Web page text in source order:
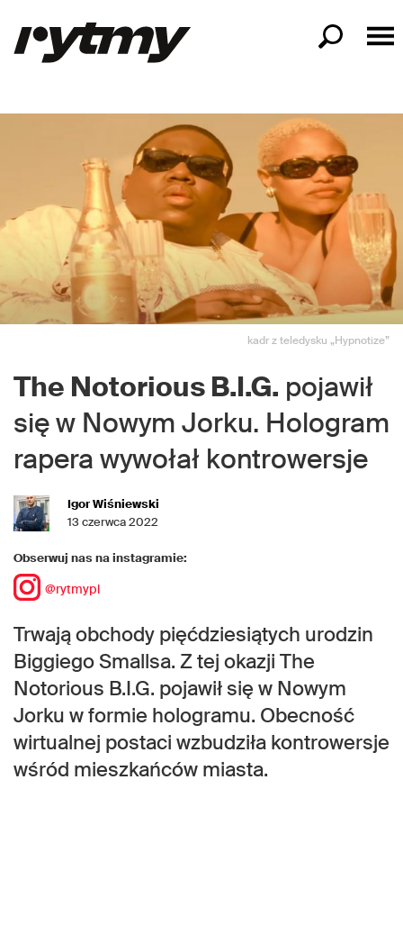
kadr z teledysku „Hypnotize”
The Notorious B.I.G. pojawił
się w Nowym Jorku. Hologram
rapera wywołał kontrowersje
Igor Wiśniewski
13 czerwca 2022
Obserwuj nas na instagramie:
@rytmypl
Trwają obchody pięćdziesiątych urodzin
Biggiego Smallsa. Z tej okazji The
Notorious B.I.G. pojawił się w Nowym
Jorku w formie hologramu. Obecność
wirtualnej postaci wzbudziła kontrowersje
wśród mieszkańców miasta.